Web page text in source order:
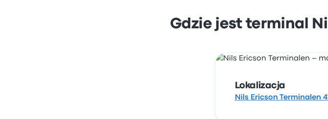
Gdzie jest terminal
Lokalizacja
Nils Ericson Terminalen